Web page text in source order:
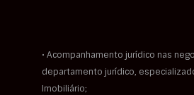
• Acompanhamento jurídico nas
departamento jurídico,
Imobiliário;